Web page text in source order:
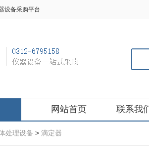
设备采购平台
网站首页 联系我
处理设备 > 滴定器